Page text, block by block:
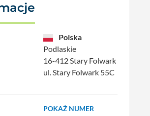
Polska
Podlaskie
16-412 Stary Folwark
ul. Stary Folwark 55C
POKAŻ NUMER